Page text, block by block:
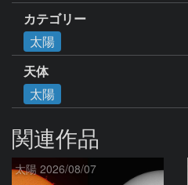
カテゴリー
太陽
天体
太陽
関連作品
太陽 2026/08/07